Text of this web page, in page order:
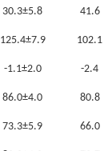
30.3±5.8 41.6
125.4±7.9 102.1
-1.1±2.0 -2.4
86.0±4.0 80.8
73.3±5.9 66.0